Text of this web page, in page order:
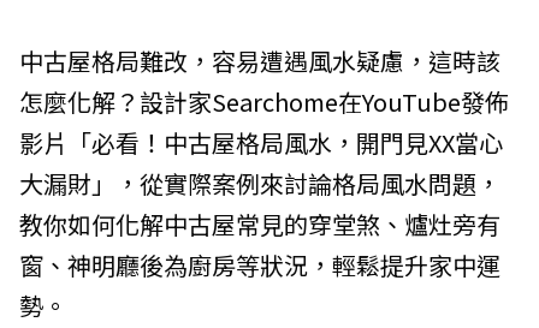
中古屋格局難改，容易遭遇風水疑慮，這時該
怎麼化解？設計家Searchome在YouTube發佈
影片「必看！中古屋格局風水，開門見XX當心
大漏財」，從實際案例來討論格局風水問題，
教你如何化解中古屋常見的穿堂煞、爐灶旁有
窗、神明廳後為廚房等狀況，輕鬆提升家中運
勢。